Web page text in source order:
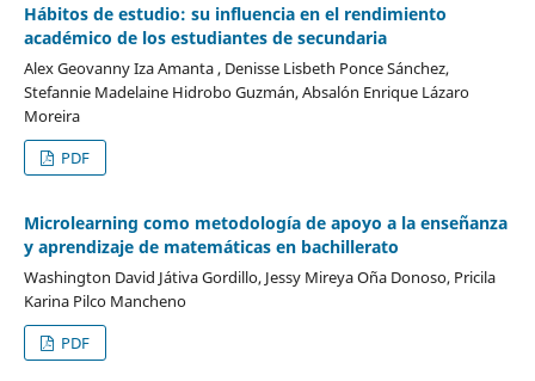
Hábitos de estudio: su influencia en el rendimiento
académico de los estudiantes de secundaria
Alex Geovanny Iza Amanta , Denisse Lisbeth Ponce Sánchez,
Stefannie Madelaine Hidrobo Guzmán, Absalón Enrique Lázaro
Moreira
PDF
Microlearning como metodología de apoyo a la enseñanza
y aprendizaje de matemáticas en bachillerato
Washington David Játiva Gordillo, Jessy Mireya Oña Donoso, Pricila
Karina Pilco Mancheno
PDF